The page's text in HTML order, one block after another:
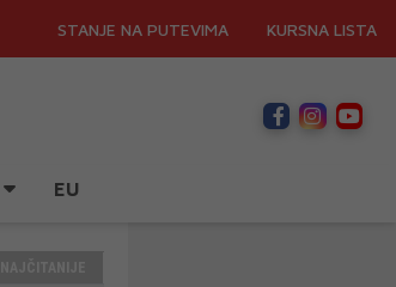
STANJE NA PUTEVIMA KURSNA LISTA
EU